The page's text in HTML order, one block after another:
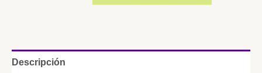
Descripción